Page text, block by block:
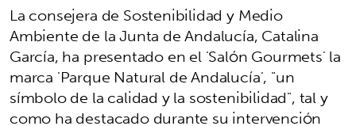
La consejera de Sostenibilidad y Medio
Ambiente de la Junta de Andalucía, Catalina
García, ha presentado en el 'Salón Gourmets' la
marca 'Parque Natural de Andalucía', "un
símbolo de la calidad y la sostenibilidad", tal y
como ha destacado durante su intervención